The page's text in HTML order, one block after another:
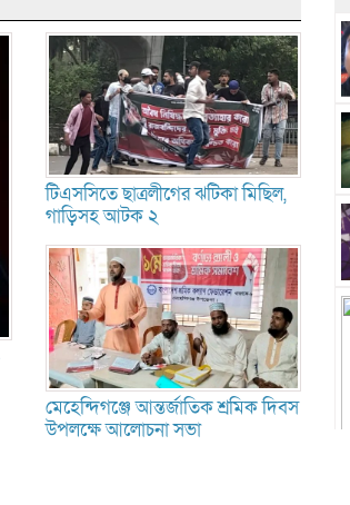
টিএসসিতে ছাত্রলীগের ঝটিকা মিছিল,
গাড়িসহ আটক ২
মেহেন্দিগঞ্জে আন্তর্জাতিক শ্রমিক দিবস
উপলক্ষে আলোচনা সভা